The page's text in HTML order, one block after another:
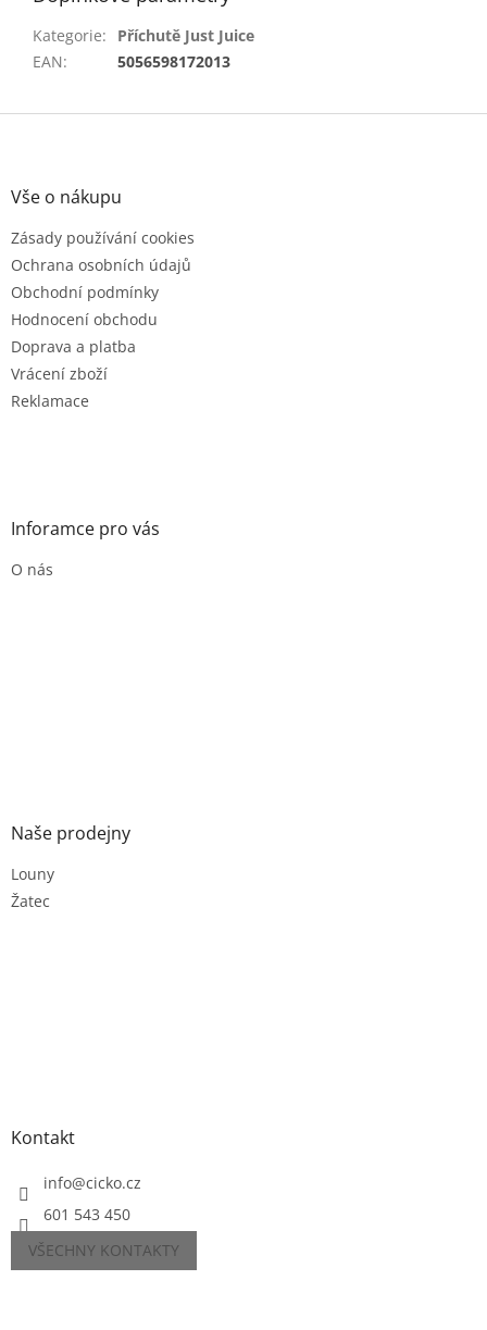
Kategorie:
Příchutě Just Juice
EAN: 5056598172013
Z
Vše o nákupu
Zásady používání cookies
Ochrana osobních údajů
Obchodní podmínky
Hodnocení obchodu
Doprava a platba
Vrácení zboží
Reklamace
Inforamce pro vás
O nás
Naše prodejny
Louny
Žatec
Kontakt
info@cicko.cz
601 543 450
VŠECHNY KONTAKTY